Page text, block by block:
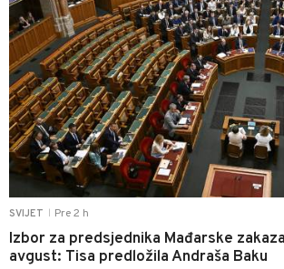
SVIJET Pre 2 h
Izbor za predsjednika Mađarske
avgust: Tisa predložila Andraša Baku